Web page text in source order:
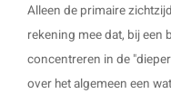
Alleen de primaire
rekening mee dat, bij een
concentreren in de
over het algemeen een